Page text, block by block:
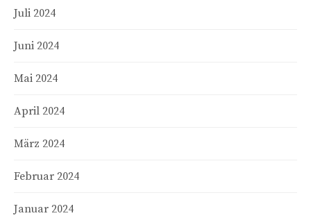
Juli 2024
Juni 2024
Mai 2024
April 2024
März 2024
Februar 2024
Januar 2024